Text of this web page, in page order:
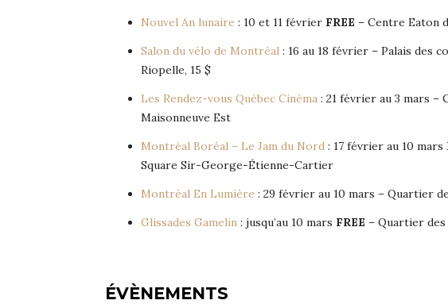
Nouvel An lunaire : 10 et 11 février FREE – Centre Eaton
Salon du vélo de Montréal : 16 au 18 février – Palais des
Riopelle, 15 $
Les Rendez-vous Québec Cinéma : 21 février au 3 mars –
Maisonneuve Est
Montréal Boréal – Le Jam du Nord : 17 février au 10 mars
Square Sir-George-Étienne-Cartier
Montréal En Lumière : 29 février au 10 mars – Quartier
Glissades Gamelin : jusqu’au 10 mars FREE – Quartier des
ÉVÈNEMENTS